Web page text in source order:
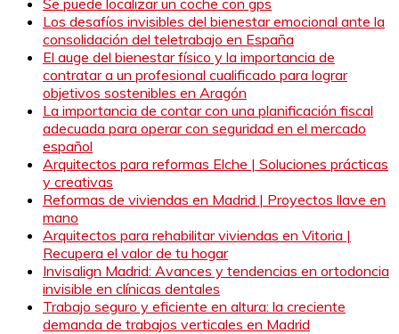
Los desafíos invisibles del bienestar emocional ante la
consolidación del teletrabajo en España
El auge del bienestar físico y la importancia de
contratar a un profesional cualificado para lograr
objetivos sostenibles en Aragón
La importancia de contar con una planificación fiscal
adecuada para operar con seguridad en el mercado
español
Arquitectos para reformas Elche | Soluciones prácticas
y creativas
Reformas de viviendas en Madrid | Proyectos llave en
mano
Arquitectos para rehabilitar viviendas en Vitoria |
Recupera el valor de tu hogar
Invisalign Madrid: Avances y tendencias en ortodoncia
invisible en clínicas dentales
Trabajo seguro y eficiente en altura: la creciente
demanda de trabajos verticales en Madrid